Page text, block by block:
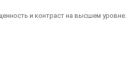
и контраст на высшем уровне.